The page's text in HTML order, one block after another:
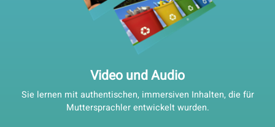
Wählen Sie eine Lehrkraft, die Sie
unterstützt oder Sie regelmäßig zu
individuell zugeschnittenen
Konversationsstunden trifft.